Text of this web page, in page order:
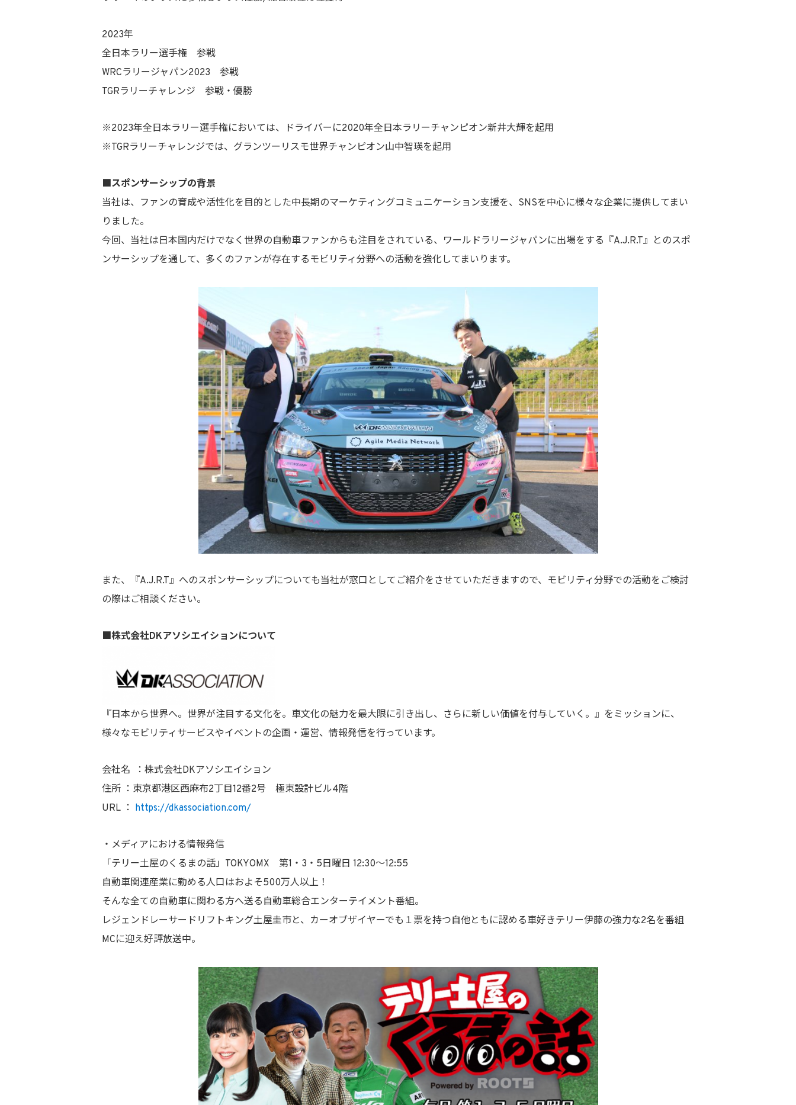
2023年
全日本ラリー選手権 参戦
WRCラリージャパン2023 参戦
TGRラリーチャレンジ 参戦・優勝
※2023年全日本ラリー選手権においては、ドライバーに2020年全日本ラリーチャンピオン新井大輝を起用
※TGRラリーチャレンジでは、グランツーリスモ世界チャンピオン山中智瑛を起用
■スポンサーシップの背景
当社は、ファンの育成や活性化を目的とした中長期のマーケティングコミュニケーション支援を、SNSを中心に様々な企業に提供してまい
りました。
今回、当社は日本国内だけでなく世界の自動車ファンからも注目をされている、ワールドラリージャパンに出場をする『A.J.R.T』とのスポ
ンサーシップを通して、多くのファンが存在するモビリティ分野への活動を強化してまいります。
また、『A.J.R.T』へのスポンサーシップについても当社が窓口としてご紹介をさせていただきますので、モビリティ分野での活動をご検討
の際はご相談ください。
■株式会社DKアソシエイションについて
『日本から世界へ。世界が注目する文化を。車文化の魅力を最大限に引き出し、さらに新しい価値を付与していく。』をミッションに、
様々なモビリティサービスやイベントの企画・運営、情報発信を行っています。
会社名 ：株式会社DKアソシエイション
住所 ：東京都港区西麻布2丁目12番2号 極東設計ビル4階
URL ： https://dkassociation.com/
・メディアにおける情報発信
「テリー土屋のくるまの話」TOKYOMX 第1・3・5日曜日 12:30～12:55
自動車関連産業に勤める人口はおよそ500万人以上！
そんな全ての自動車に関わる方へ送る自動車総合エンターテイメント番組。
レジェンドレーサードリフトキング土屋圭市と、カーオブザイヤーでも１票を持つ自他ともに認める車好きテリー伊藤の強力な2名を番組
MCに迎え好評放送中。